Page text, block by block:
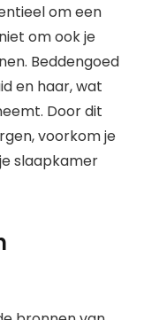
om een
om ook je
Beddengoed
en haar, wat
Door dit
voorkom je
slaapkamer